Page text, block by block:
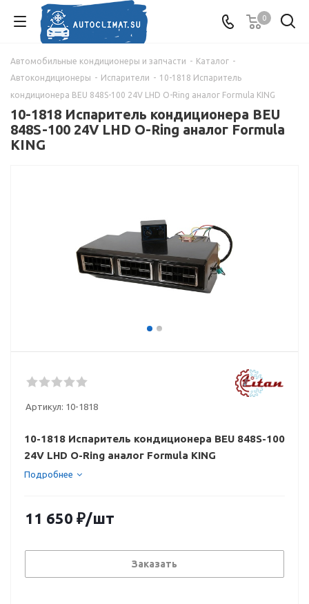
0
Автомобильные кондиционеры и запчасти - Каталог -
Автокондиционеры - Испарители - 10-1818 Испаритель
кондиционера BEU 848S-100 24V LHD O-Ring аналог Formula KING
10-1818 Испаритель кондиционера BEU
848S-100 24V LHD O-Ring аналог Formula
KING
Артикул: 10-1818
10-1818 Испаритель кондиционера BEU 848S-100
24V LHD O-Ring аналог Formula KING
Подробнее
11 650 ₽/шт
Заказать